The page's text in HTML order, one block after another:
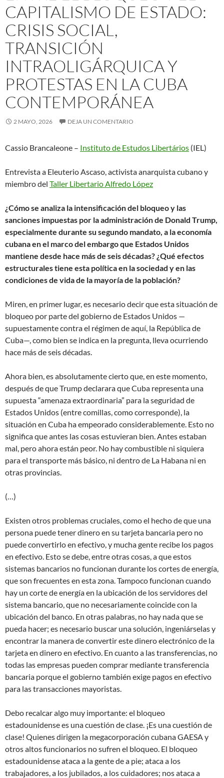
CAPITALISMO DE ESTADO:
CRISIS SOCIAL,
TRANSICIÓN
INTRAOLIGÁRQUICA Y
PROTESTAS EN LA CUBA
CONTEMPORÁNEA
2 MAYO, 2026 DEJA UN COMENTARIO
Cassio Brancaleone – Instituto de Estudos Libertários (IEL)
Entrevista a Eleuterio Ascaso, activista anarquista cubano y
miembro del Taller Libertario Alfredo López
¿Cómo se analiza la intensificación del bloqueo y las
sanciones impuestas por la administración de Donald Trump,
especialmente durante su segundo mandato, a la economía
cubana en el marco del embargo que Estados Unidos
mantiene desde hace más de seis décadas? ¿Qué efectos
estructurales tiene esta política en la sociedad y en las
condiciones de vida de la mayoría de la población?
Miren, en primer lugar, es necesario decir que esta situación de
bloqueo por parte del gobierno de Estados Unidos —
supuestamente contra el régimen de aquí, la República de
Cuba—, como bien se indica en la pregunta, lleva ocurriendo
hace más de seis décadas.
Ahora bien, es absolutamente cierto que, en este momento,
después de que Trump declarara que Cuba representa una
supuesta “amenaza extraordinaria” para la seguridad de
Estados Unidos (entre comillas, como corresponde), la
situación en Cuba ha empeorado considerablemente. Esto no
significa que antes las cosas estuvieran bien. Antes estaban
mal, pero ahora están peor. No hay combustible ni siquiera
para el transporte más básico, ni dentro de La Habana ni en
otras provincias.
(…)
Existen otros problemas cruciales, como el hecho de que una
persona puede tener dinero en su tarjeta bancaria pero no
puede convertirlo en efectivo, y mucha gente recibe los pagos
en efectivo. Esto se debe, entre otras cosas, a que estos
sistemas bancarios no funcionan durante los cortes de energía,
que son frecuentes en esta zona. Tampoco funcionan cuando
hay un corte de energía en la ubicación de los servidores del
sistema bancario, que no necesariamente coincide con la
ubicación del banco. En otras palabras, no hay nada que se
pueda hacer; es necesario buscar una solución, ingeniárselas y
encontrar la manera de convertir este dinero electrónico de la
tarjeta en dinero en efectivo. En cuanto a las transferencias, no
todas las empresas pueden comprar mediante transferencia
bancaria porque el gobierno también exige pagos en efectivo
para las transacciones mayoristas.
Debo recalcar algo muy importante: el bloqueo
estadounidense es una cuestión de clase. ¡Es una cuestión de
clase! Quienes dirigen la megacorporación cubana GAESA y
otros altos funcionarios no sufren el bloqueo. El bloqueo
estadounidense ataca a la gente de a pie; ataca a los
trabajadores, a los jubilados, a los cuidadores; nos ataca a